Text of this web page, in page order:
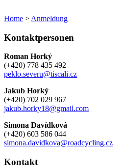
Home > Anmeldung
Kontaktpersonen
Roman Horký
(+420) 778 435 492
peklo.severu@tiscali.cz
Jakub Horký
(+420) 702 029 967
jakub.horky18@gmail.com
Simona Davídková
(+420) 603 586 044
simona.davidkova@roadcycling.cz
Kontakt